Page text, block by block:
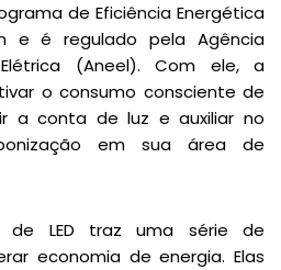
de Eficiência Energética
e é regulado pela Agência
(Aneel). Com ele, a
o consumo consciente de
a conta de luz e auxiliar no
em sua área de
LED traz uma série de
economia de energia. Elas